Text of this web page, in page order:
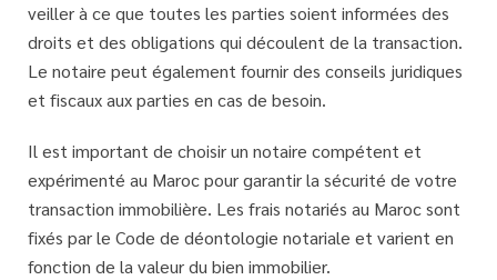
veiller à ce que toutes les parties soient informées des
droits et des obligations qui découlent de la transaction.
Le notaire peut également fournir des conseils juridiques
et fiscaux aux parties en cas de besoin.
Il est important de choisir un notaire compétent et
expérimenté au Maroc pour garantir la sécurité de votre
transaction immobilière. Les frais notariés au Maroc sont
fixés par le Code de déontologie notariale et varient en
fonction de la valeur du bien immobilier.